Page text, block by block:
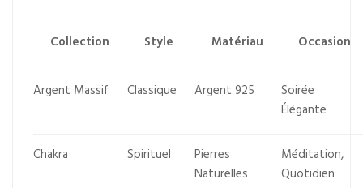
Collection Style Matériau Occasion
Argent Massif Classique Argent 925
Soirée
Élégante
Chakra
Spirituel
Pierres
Naturelles
Méditation,
Quotidien